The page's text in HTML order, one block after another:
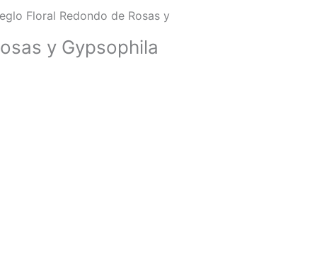
Floral Redondo de Rosas y
y Gypsophila